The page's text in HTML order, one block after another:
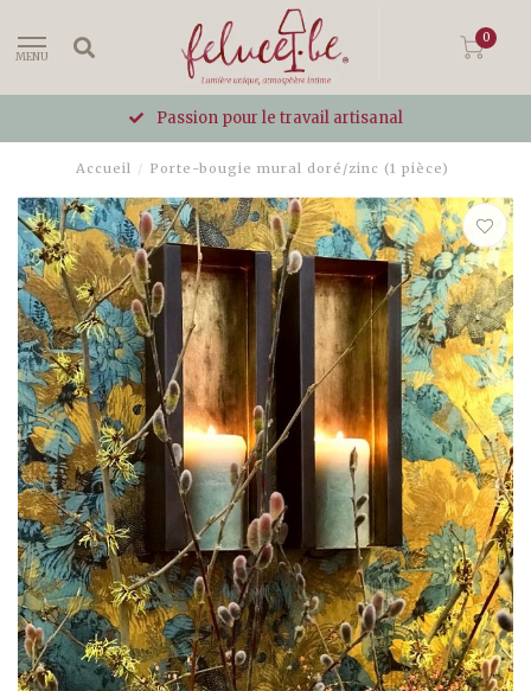
MENU
0
Passion pour le travail artisanal
Accueil / Porte-bougie mural doré/zinc (1 pièce)